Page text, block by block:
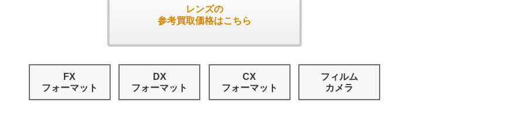
レンズの
参考買取価格はこちら
FX
フォーマット
DX
フォーマット
CX
フォーマット
フィルム
カメラ